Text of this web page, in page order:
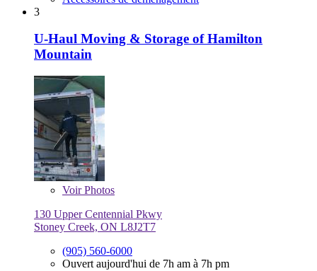
3
U-Haul Moving & Storage of Hamilton
Mountain
VoirPhotos
130 Upper Centennial Pkwy
Stoney Creek, ON L8J2T7
(905) 560-6000
Ouvert aujourd'hui de 7h am à 7h pm